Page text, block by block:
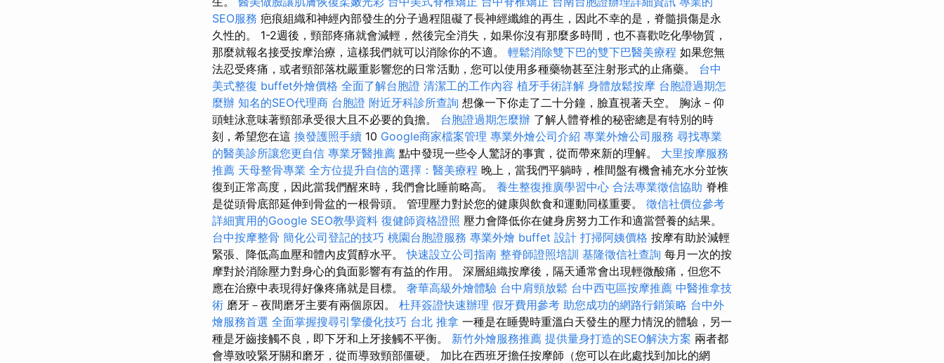
SEO服務 疤痕組織和神經內部發生的分子過程阻礙了長神經纖維的再生，因此不幸的是，脊髓損傷是永
久性的。 1-2週後，頸部疼痛就會減輕，然後完全消失，如果你沒有那麼多時間，也不喜歡吃化學物質，
那麼就報名接受按摩治療，這樣我們就可以消除你的不適。 輕鬆消除雙下巴的雙下巴醫美療程 如果您無
法忍受疼痛，或者頸部落枕嚴重影響您的日常活動，您可以使用多種藥物甚至注射形式的止痛藥。 台中
美式整復 buffet外燴價格 全面了解台胞證 清潔工的工作內容 植牙手術詳解 身體放鬆按摩 台胞證過期怎
麼辦 知名的SEO代理商 台胞證 附近牙科診所查詢 想像一下你走了二十分鐘，臉直視著天空。 胸泳－仰
頭蛙泳意味著頸部承受很大且不必要的負擔。 台胞證過期怎麼辦 了解人體脊椎的秘密總是有特別的時
刻，希望您在這 換發護照手續 10 Google商家檔案管理 專業外燴公司介紹 專業外燴公司服務 尋找專業
的醫美診所讓您更自信 專業牙醫推薦 點中發現一些令人驚訝的事實，從而帶來新的理解。 大里按摩服務
推薦 天母整骨專業 全方位提升自信的選擇：醫美療程 晚上，當我們平躺時，椎間盤有機會補充水分並恢
復到正常高度，因此當我們醒來時，我們會比睡前略高。 養生整復推廣學習中心 合法專業徵信協助 脊椎
是從頭骨底部延伸到骨盆的一根骨頭。 管理壓力對於您的健康與飲食和運動同樣重要。 徵信社價位參考
詳細實用的Google SEO教學資料 復健師資格證照 壓力會降低你在健身房努力工作和適當營養的結果。
台中按摩整骨 簡化公司登記的技巧 桃園台胞證服務 專業外燴 buffet 設計 打掃阿姨價格 按摩有助於減輕
緊張、降低高血壓和體內皮質醇水平。快速設立公司指南 整脊師證照培訓 基隆徵信社查詢 每月一次的按
摩對於消除壓力對身心的負面影響有有益的作用。 深層組織按摩後，隔天通常會出現輕微酸痛，但您不
應在治療中表現得好像疼痛就是目標。 奢華高級外燴體驗 台中肩頸放鬆 台中西屯區按摩推薦 中醫推拿技
術 磨牙－夜間磨牙主要有兩個原因。 杜拜簽證快速辦理 假牙費用參考 助您成功的網路行銷策略 台中外
燴服務首選 全面掌握搜尋引擎優化技巧 台北 推拿 一種是在睡覺時重溫白天發生的壓力情況的體驗，另一
種是牙齒接觸不良，即下牙和上牙接觸不平衡。 新竹外燴服務推薦 提供量身打造的SEO解決方案 兩者都
會導致咬緊牙關和磨牙，從而導致頸部僵硬。 加比在西班牙擔任按摩師（您可以在此處找到加比的網